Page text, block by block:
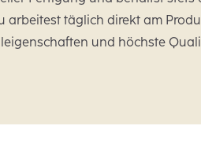
arbeitest täglich direkt am
und höchste